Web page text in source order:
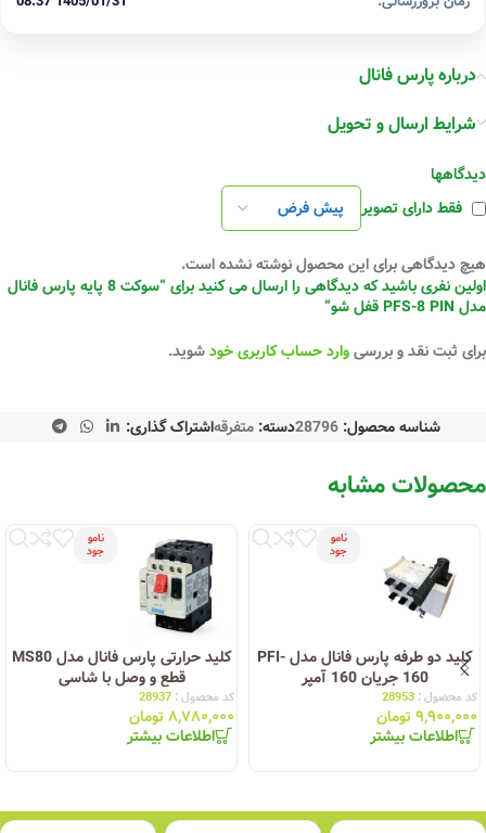
درباره پارس فانال
شرایط ارسال و تحویل
دیدگاهها
فقط دارای تصویر
هیچ دیدگاهی برای این محصول نوشته نشده است.
اولین نفری باشید که دیدگاهی را ارسال می کنید برای “سوکت 8 پایه پارس فانال
مدل PFS-8 PIN قفل شو”
برای ثبت نقد و بررسیوارد حساب کاربری خودشوید.
شناسه محصول: 28796دسته: متفرقهاشتراک گذاری:
محصولات مشابه
نامو
جود
کلید دو طرفه پارس فانال مدل PFI-
160 جریان 160 آمپر
کد محصول : 28953
۹,۹۰۰,۰۰۰تومان
اطلاعات بیشتر
نامو
جود
کلید حرارتی پارس فانال مدل MS80
قطع و وصل با شاسی
کد محصول : 28937
۸,۷۸۰,۰۰۰تومان
اطلاعات بیشتر